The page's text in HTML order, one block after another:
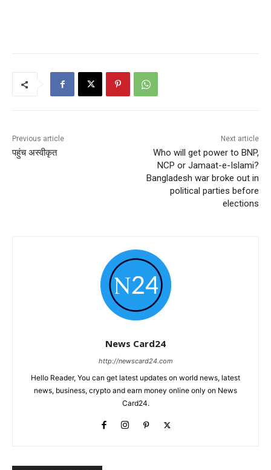
Previous article
पहुंच अस्वीकृत
Next article
Who will get power to BNP,
NCP or Jamaat-e-Islami?
Bangladesh war broke out in
political parties before
elections
News Card24
http://newscard24.com
Hello Reader, You can get latest updates on world news, latest
news, business, crypto and earn money online only on News
Card24.